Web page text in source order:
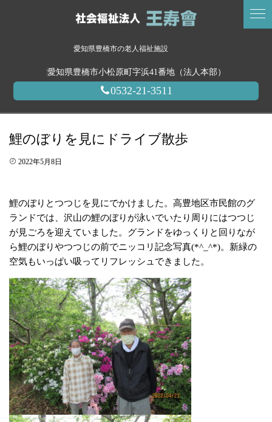
愛知県豊橋市の老人福祉施設
愛知県豊橋市小松原町字浜41番地（法人本部）
0532-21-3511
鯉のぼりを見にドライブ散歩
2022年5月8日
鯉のぼりとつつじを見にでかけました。高豊地区市民館のグ
ランドでは、沢山の鯉のぼりが泳いでいたり周りにはつつじ
が見ごろを迎えていました。グランドをゆっくりと回りなが
ら鯉のぼりやつつじの前でニッコリ記念写真(*^_^*)。新緑の
空気もいっぱい吸ってリフレッシュできました。